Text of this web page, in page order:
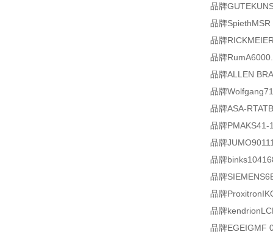
品牌
品牌SpiethMSR
品牌
品牌
品牌ALLEN
品牌
品牌ASA-
品牌
品牌
品牌
品牌
品牌
品牌
品牌EGEIGMF